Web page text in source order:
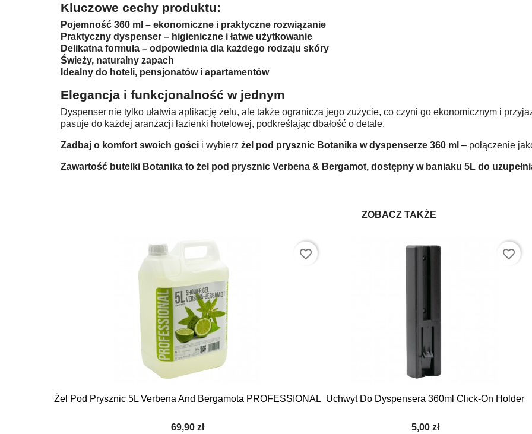
Kluczowe cechy produktu:
Pojemność 360 ml – ekonomiczne i praktyczne rozwiązanie
Praktyczny dyspenser – higieniczne i łatwe użytkowanie
Delikatna formuła – odpowiednia dla każdego rodzaju skóry
Świeży, naturalny zapach
Idealny do hoteli, pensjonatów i apartamentów
Elegancja i funkcjonalność w jednym
Dyspenser nie tylko ułatwia aplikację żelu, ale także ogranicza jego zużycie, co czyni go ekonomicznym i
pasuje do każdej aranżacji łazienki hotelowej, podkreślając dbałość o detale.
Zadbaj o komfort swoich gości i wybierz żel pod prysznic Botanika w dyspenserze 360 ml – połączenie
Zawartość butelki Botanika to żel pod prysznic Verbena & Bergamot, dostępny w baniaku 5L do
ZOBACZ TAKŻE
Żel Pod Prysznic 5L Verbena And Bergamota PROFESSIONAL
69,90 zł
Szybki podgląd
favorite_border
Uchwyt Do Dyspensera 360ml Click-On Holder
5,00 zł
Szybki podgląd
favorite_border